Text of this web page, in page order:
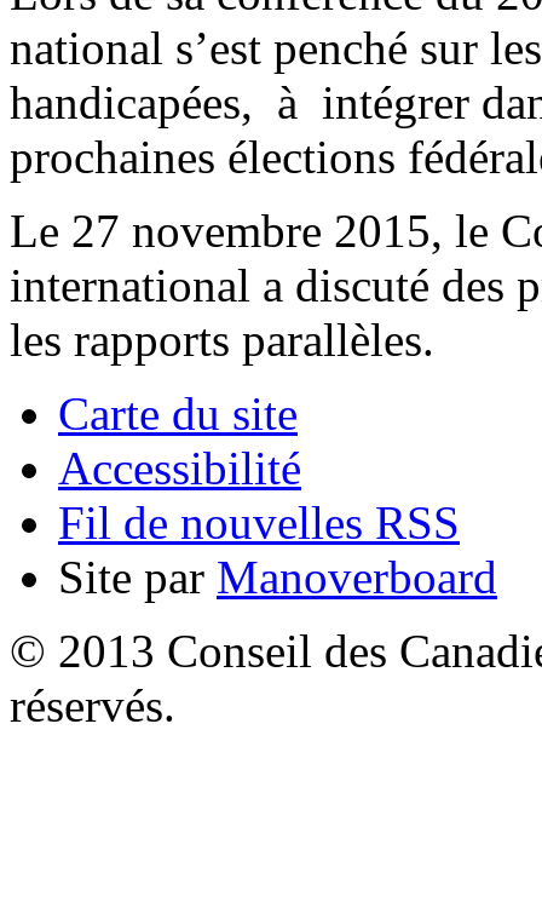
national s’est penché sur
handicapées, à intégrer
prochaines élections
Le 27 novembre 2015, le
international a discuté des
les rapports parallèles.
Carte du site
Accessibilité
Fil de nouvelles RSS
Site par Manoverboard
© 2013 Conseil des
réservés.